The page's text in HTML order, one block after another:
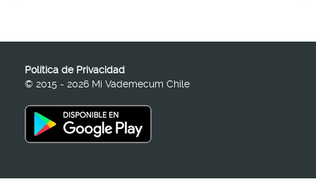
Política de Privacidad
© 2015 - 2026 Mi Vademecum Chile